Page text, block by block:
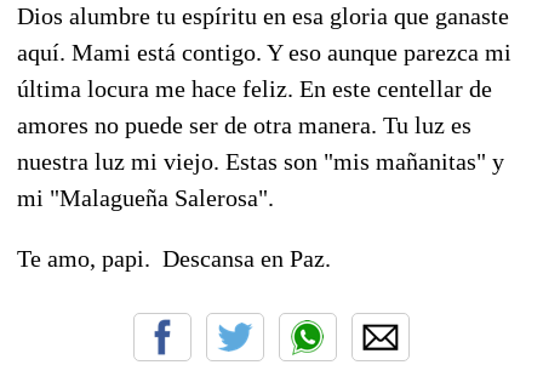
Dios alumbre tu espíritu en esa gloria que ganaste
aquí. Mami está contigo. Y eso aunque parezca mi
última locura me hace feliz. En este centellar de
amores no puede ser de otra manera. Tu luz es
nuestra luz mi viejo. Estas son "mis mañanitas" y
mi "Malagueña Salerosa".
Te amo, papi. Descansa en Paz.